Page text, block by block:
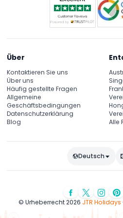
Über
Kontaktieren Sie uns
Über uns
Häufig gestellte Fragen
Allgemeine
Geschäftsbedingungen
Datenschutzerklärung
Blog
Alle
Deutsch
© Urheberrecht 2026 JTR Holidays